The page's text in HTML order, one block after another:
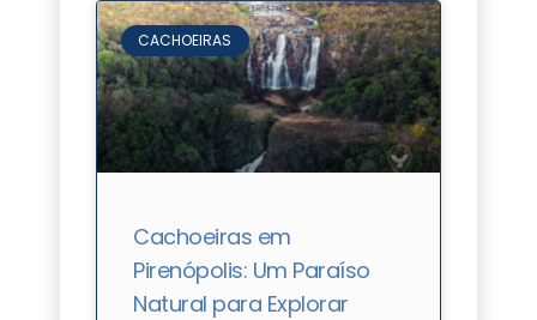
CACHOEIRAS
Cachoeiras em
Pirenópolis: Um Paraíso
Natural para Explorar